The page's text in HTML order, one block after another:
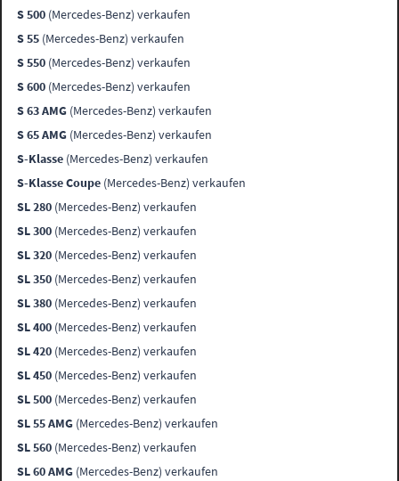
S 500 (Mercedes-Benz) verkaufen
S 55 (Mercedes-Benz) verkaufen
S 550 (Mercedes-Benz) verkaufen
S 600 (Mercedes-Benz) verkaufen
S 63 AMG (Mercedes-Benz) verkaufen
S 65 AMG (Mercedes-Benz) verkaufen
S-Klasse (Mercedes-Benz) verkaufen
S-Klasse Coupe (Mercedes-Benz) verkaufen
SL 280 (Mercedes-Benz) verkaufen
SL 300 (Mercedes-Benz) verkaufen
SL 320 (Mercedes-Benz) verkaufen
SL 350 (Mercedes-Benz) verkaufen
SL 380 (Mercedes-Benz) verkaufen
SL 400 (Mercedes-Benz) verkaufen
SL 420 (Mercedes-Benz) verkaufen
SL 450 (Mercedes-Benz) verkaufen
SL 500 (Mercedes-Benz) verkaufen
SL 55 AMG (Mercedes-Benz) verkaufen
SL 560 (Mercedes-Benz) verkaufen
SL 60 AMG (Mercedes-Benz) verkaufen